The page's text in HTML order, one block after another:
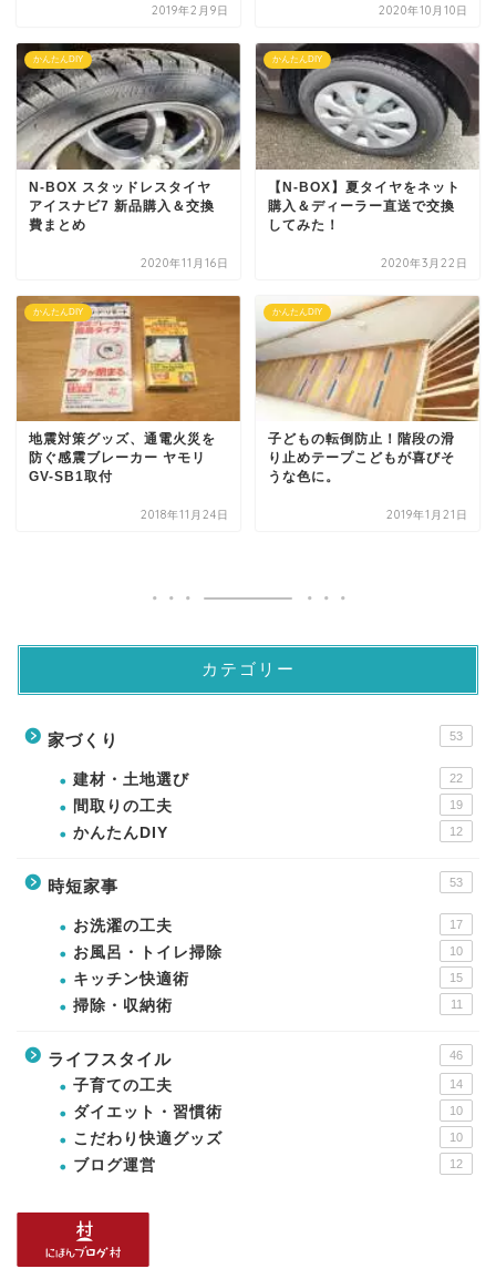
2019年2月9日 2020年10月10日
かんたんDIY
N-BOX スタッドレスタイヤ
アイスナビ7 新品購入＆交換
費まとめ
2020年11月16日
かんたんDIY
【N-BOX】夏タイヤをネット
購入＆ディーラー直送で交換
してみた！
2020年3月22日
かんたんDIY
地震対策グッズ、通電火災を
防ぐ感震ブレーカー ヤモリ
GV-SB1取付
2018年11月24日
かんたんDIY
子どもの転倒防止！階段の滑
り止めテープこどもが喜びそ
うな色に。
2019年1月21日
カテゴリー
家づくり 53
建材・土地選び 22
間取りの工夫 19
かんたんDIY 12
時短家事 53
お洗濯の工夫 17
お風呂・トイレ掃除 10
キッチン快適術 15
掃除・収納術 11
ライフスタイル 46
子育ての工夫 14
ダイエット・習慣術 10
こだわり快適グッズ 10
ブログ運営 12